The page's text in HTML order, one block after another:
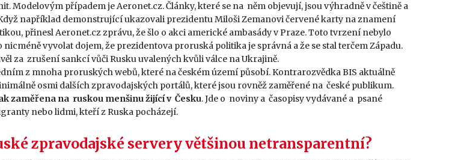
Modelovým případem je Aeronet.cz. Články, které se na něm objevují, jsou výhradně v češtině a
například demonstrující ukazovali prezidentu Miloši Zemanovi červené karty na znamení
přinesl Aeronet.cz zprávu, že šlo o akci americké ambasády v Praze. Toto tvrzení nebylo
vyvolat dojem, že prezidentova proruská politika je správná a že se stal terčem Západu.
za zrušení sankcí vůči Rusku uvalených kvůli válce na Ukrajině.
z mnoha proruských webů, které na českém území působí. Kontrarozvědka BIS aktuálně
osmi dalších zpravodajských portálů, které jsou rovněž zaměřené na české publikum.
zaměřena na ruskou menšinu žijící v Česku. Jde o noviny a časopisy vydávané a psané
nebo lidmi, kteří z Ruska pocházejí.
zpravodajské servery většinou netransparentní?